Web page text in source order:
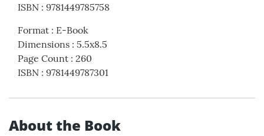
ISBN : 9781449785758
Format : E-Book
Dimensions : 5.5x8.5
Page Count : 260
ISBN : 9781449787301
About the Book